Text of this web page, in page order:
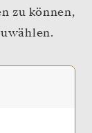
zu können,